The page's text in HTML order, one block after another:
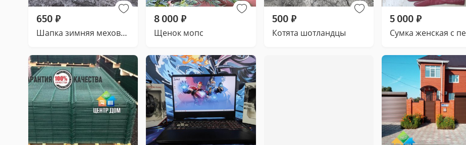
650 ₽
Шапка зимняя меховая женская
8 000 ₽
Щенок мопс
500 ₽
Котята шотландцы
5 000 ₽